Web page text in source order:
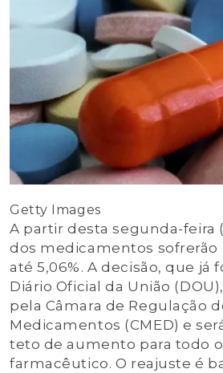
Getty Images
A partir desta segunda-feira
dos medicamentos sofrerão
até 5,06%. A decisão, que já
Diário Oficial da União
pela Câmara de Regulação
Medicamentos (CMED) e
teto de aumento para todo
farmacêutico. O reajuste é